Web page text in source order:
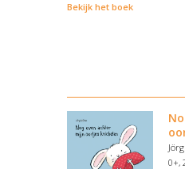
Bekijk het boek
0+,